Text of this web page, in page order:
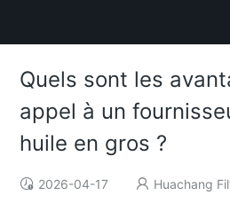
Quels sont les
appel à un
huile en gros ?
2026-04-17 Huachang